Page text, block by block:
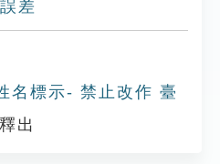
差
名標示- 禁止改作 臺
出